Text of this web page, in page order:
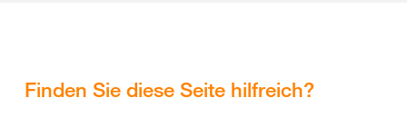
Finden Sie diese Seite hilfreich?